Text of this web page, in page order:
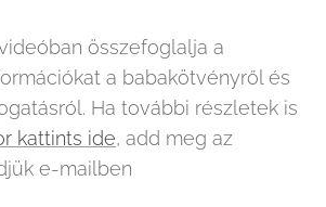
összefoglalja a
a babakötvényről és
Ha további részletek is
kattints ide, add meg az
e-mailben